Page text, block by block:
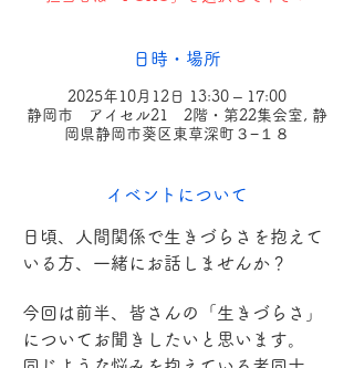
日時・場所
2025年10月12日 13:30 – 17:00
静岡市 アイセル21 2階・第22集会室, 静
岡県静岡市葵区東草深町３−１８
イベントについて
日頃、人間関係で生きづらさを抱えて
いる方、一緒にお話しませんか？
今回は前半、皆さんの「生きづらさ」
についてお聞きしたいと思います。